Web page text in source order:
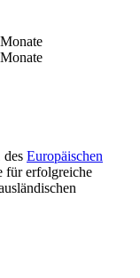
Europäischen
für erfolgreiche